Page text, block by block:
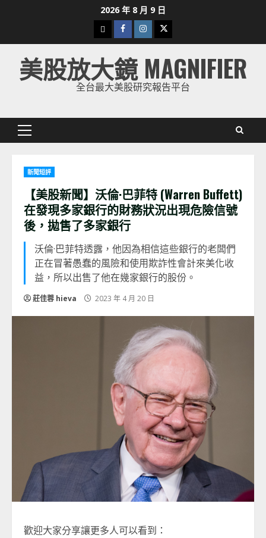
2026 年 8 月 9 日
下
載
美
股
Facebook
Instagram
Twitter
美股放大鏡 MAGNIFIER
全台最大美股研究報告平台
Primary
新聞短評
【美股新聞】沃倫·巴菲特 (Warren Buffett)
在發現多家銀行的財務狀況出現危險信號
後，拋售了多家銀行
沃倫·巴菲特透露，他因為相信這些銀行的老闆們
正在冒著愚蠢的風險和使用欺詐性會計來美化收
益，所以出售了他在幾家銀行的股份。
莊佳蓉 hieva 2023 年 4 月 20 日
歡迎大家分享讓更多人可以看到：